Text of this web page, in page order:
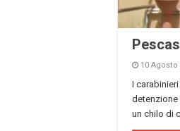
10 Agosto
I
detenzione
un chilo di